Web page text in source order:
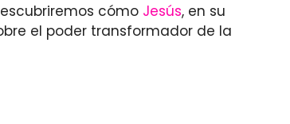
cómo Jesús, en su
el poder transformador de la